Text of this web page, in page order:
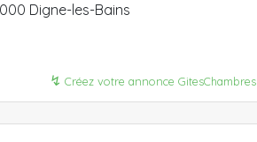
Digne-les-Bains
↯ Créez votre annonce GitesChambres